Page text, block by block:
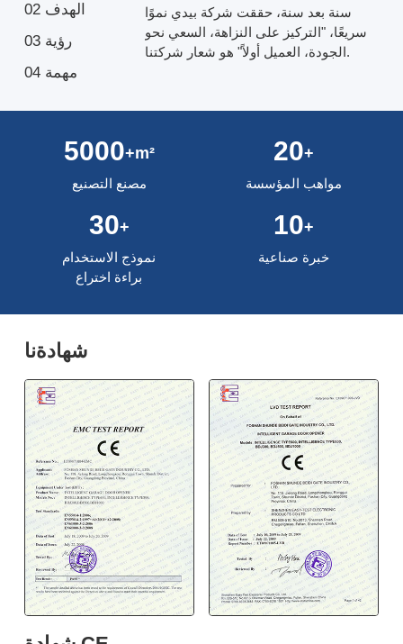
02 الهدف
03 رؤية
04 مهمة
سنة بعد سنة، حققت شركة بيدي نموًا
سريعًا، "التركيز على النزاهة، السعي نحو
الجودة، العميل أولاً" هو شعار شركتنا.
5000+m²
مصنع التصنيع
20+
مواهب المؤسسة
30+
نموذج الاستخدام
براءة اختراع
10+
خبرة صناعية
شهادةنا